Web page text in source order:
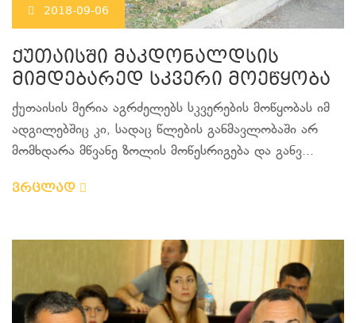
2018-09-06
ქუთაისში მაკდონალდსის
მიმდებარედ სკვერი მოეწყობა
ქუთაისის მერია აგრძელებს სკვერების მოწყობას იმ
ადგილებშიც კი, სადაც წლების განმავლობაში არ
მომხდარა მწვანე ზოლის მოწესრიგება და განვ...
ვრცლად